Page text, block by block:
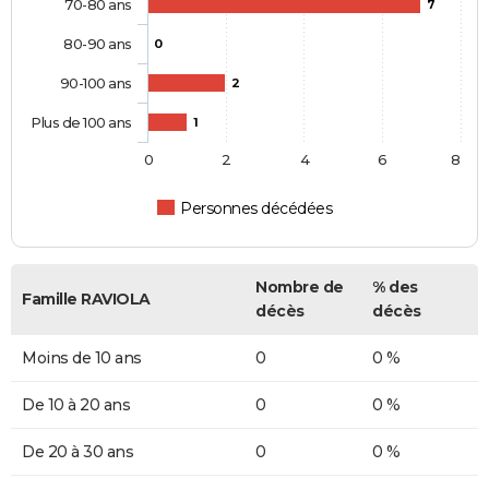
7
0
2
1
Personnes décédées
70-80 ans
80-90 ans
90-100 ans
Plus de 100 ans
0 2 4 6 8
Famille RAVIOLA
Nombre de
décès
% des
décès
Moins de 10 ans 0 0 %
De 10 à 20 ans 0 0 %
De 20 à 30 ans 0 0 %